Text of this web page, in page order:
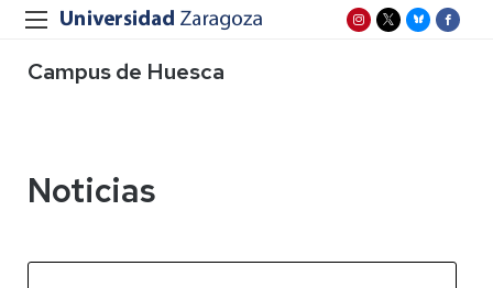
Campus de Huesca
Noticias